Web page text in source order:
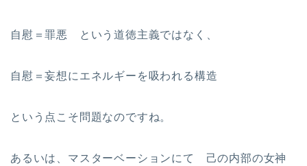
自慰＝罪悪 という道徳主義ではなく、
自慰＝妄想にエネルギーを吸われる構造
という点こそ問題なのですね。
あるいは、マスターベーションにて 己の内部の女神